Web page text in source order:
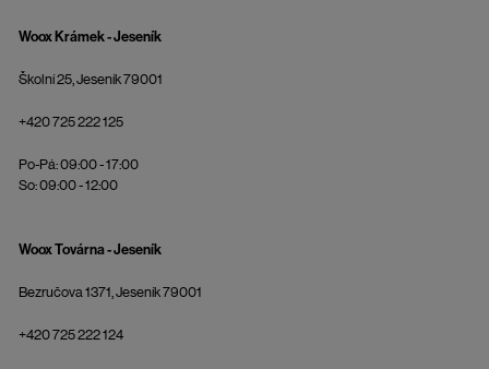
Woox Krámek - Jeseník
Školní 25, Jeseník 79001
+420 725 222 125
Po-Pá: 09:00 - 17:00
So: 09:00 - 12:00
Woox Továrna - Jeseník
Bezručova 1371, Jeseník 79001
+420 725 222 124